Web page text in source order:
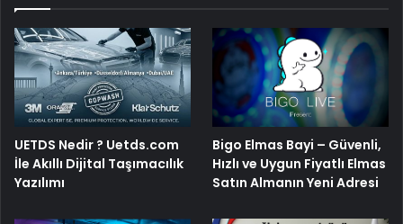
UETDS Nedir ? Uetds.com
İle Akıllı Dijital Taşımacılık
Yazılımı
Bigo Elmas Bayi – Güvenli,
Hızlı ve Uygun Fiyatlı Elmas
Satın Almanın Yeni Adresi